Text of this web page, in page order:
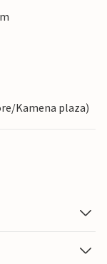
Kamena plaza)